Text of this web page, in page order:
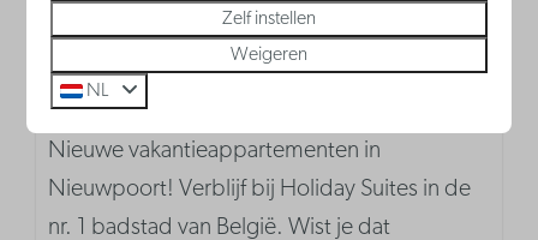
Nieuwe vakantieappartementen in
Nieuwpoort! Verblijf bij Holiday Suites in de
nr. 1 badstad van België. Wist je dat
Zelf instellen
Weigeren
NL